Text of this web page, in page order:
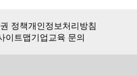
정책개인정보처리방침
이트맵기업교육 문의